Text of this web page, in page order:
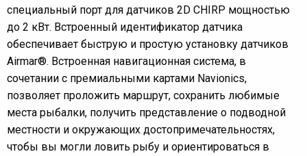
специальный порт для датчиков 2D CHIRP мощностью
до 2 кВт. Встроенный идентификатор датчика
обеспечивает быструю и простую установку датчиков
Airmar®. Встроенная навигационная система, в
сочетании с премиальными картами Navionics,
позволяет проложить маршрут, сохранить любимые
места рыбалки, получить представление о подводной
местности и окружающих достопримечательностях,
чтобы вы могли ловить рыбу и ориентироваться в